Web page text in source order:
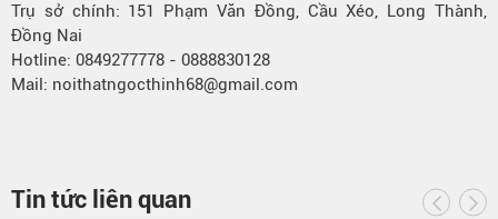
Trụ sở chính: 151 Phạm Văn Đồng, Cầu Xéo, Long Thành,
Đồng Nai
Hotline: 0849277778 - 0888830128
Mail: noithatngocthinh68@gmail.com
Tin tức liên quan